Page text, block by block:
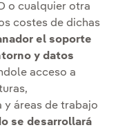
o cualquier otra
costes de dichas
el soporte
y datos
acceso a
áreas de trabajo
se desarrollará